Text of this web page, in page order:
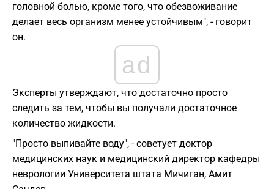
головной болью, кроме того, что обезвоживание
делает весь организм менее устойчивым", - говорит
он.
ad
Эксперты утверждают, что достаточно просто
следить за тем, чтобы вы получали достаточное
количество жидкости.
"Просто выпивайте воду", - советует доктор
медицинских наук и медицинский директор кафедры
неврологии Университета штата Мичиган, Амит